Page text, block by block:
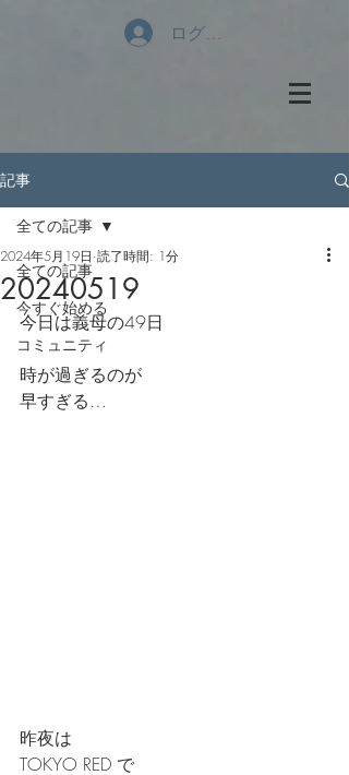
ログイン
記事
全ての記事
今すぐ始める
コミュニティ
全ての記事
20240519
2024年5月19日 読了時間: 1分
今日は義母の49日
時が過ぎるのが
早すぎる…
昨夜は
TOKYO RED で